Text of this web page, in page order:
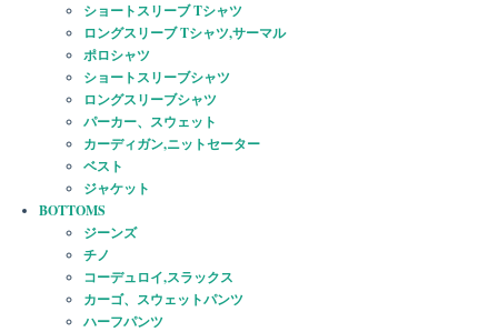
ショートスリーブ Tシャツ
ロングスリーブ Tシャツ,サーマル
ポロシャツ
ショートスリーブシャツ
ロングスリーブシャツ
パーカー、スウェット
カーディガン,ニットセーター
ベスト
ジャケット
BOTTOMS
ジーンズ
チノ
コーデュロイ,スラックス
カーゴ、スウェットパンツ
ハーフパンツ